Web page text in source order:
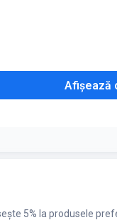
Afișează
la comenzi de
5% la produsele